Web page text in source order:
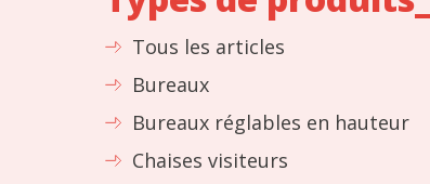
Tous les articles
Bureaux
Bureaux réglables en hauteur
Chaises visiteurs